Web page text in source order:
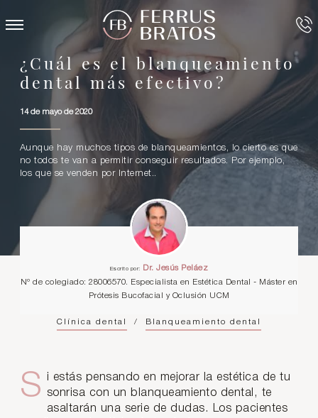
¿Cuál es el blanqueamiento
dental más efectivo?
14 de mayo de 2020
Aunque hay muchos tipos de blanqueamientos, lo cierto es que
no todos te van a permitir conseguir resultados. Por ejemplo,
los que se venden por Internet..
Escrito por:
Dr. Jesús Peláez
Nº de colegiado: 28006570. Especialista en Estética Dental - Máster en
Prótesis Bucofacial y Oclusión UCM
Clínica dental / Blanqueamiento dental
Si estás pensando en mejorar la estética de tu
sonrisa con un blanqueamiento dental, te
asaltarán una serie de dudas. Los pacientes